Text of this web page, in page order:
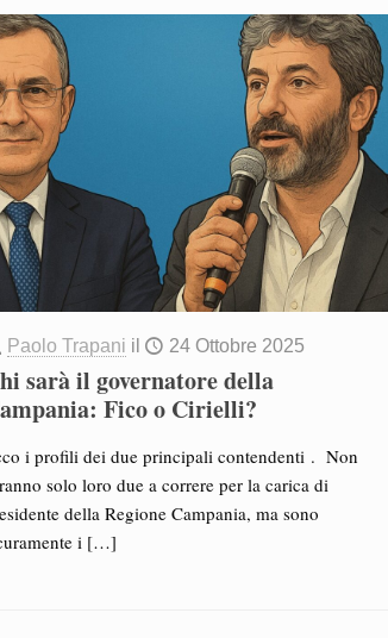
Paolo Trapani il 24 Ottobre 2025
sarà il governatore della
Fico o Cirielli?
i profili dei due principali contendenti . Non
solo loro due a correre per la carica di
della Regione Campania, ma sono
i[…]